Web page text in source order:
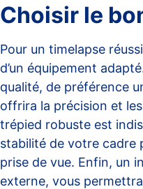
Choisir le
Pour un timelapse
d’un équipement
qualité, de préférence
offrira la précision et
trépied robuste est
stabilité de votre cadre
prise de vue. Enfin, un
externe, vous